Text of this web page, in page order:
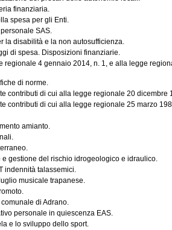
finanziaria.
spesa per gli Enti.
SAS.
la disabilità e la non autosufficienza.
di spesa. Disposizioni finanziarie.
regionale 4 gennaio 2014, n. 1, e alla legge
di norme.
contributi di cui alla legge regionale 20 dicembre
contributi di cui alla legge regionale 25 marzo
amianto.
e gestione del rischio idrogeologico e idraulico.
indennità talassemici.
musicale trapanese.
di Adrano.
personale in quiescenza EAS.
e lo sviluppo dello sport.